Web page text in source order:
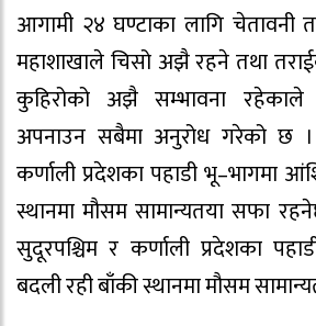
आगामी २४ घण्टाका लागि चेतावनी
महाशाखाले चिसो अझै रहने तथा
कुहिरोको अझै सम्भावना
अपनाउन सबैमा अनुरोध गरेको छ
कर्णाली प्रदेशका पहाडी भू–भागमा
स्थानमा मौसम सामान्यतया सफा
सुदूरपश्चिम र कर्णाली प्रदेशका
बदली रही बाँकी स्थानमा मौसम